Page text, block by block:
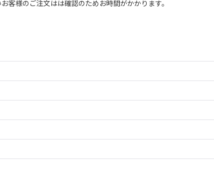
客様のご注文はは確認のためお時間がかかります。